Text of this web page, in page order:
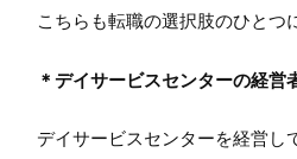
こちらも転職の選択肢のひとつ
＊デイサービスセンターの経営
デイサービスセンターを経営し